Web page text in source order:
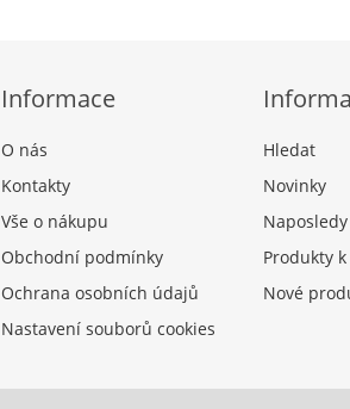
Informace
O nás
Kontakty
Vše o nákupu
Obchodní podmínky
Ochrana osobních údajů
Nastavení souborů cookies
Hledat
Novinky
Produkty
Nové